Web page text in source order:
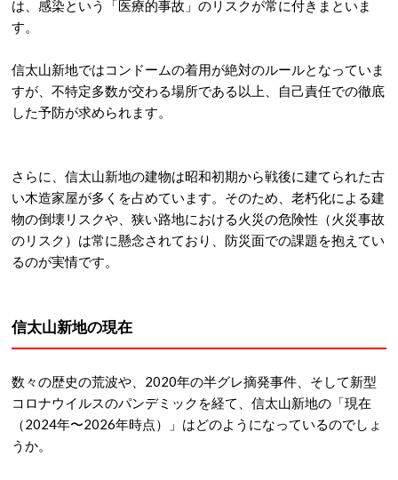
は、感染という「医療的事故」のリスクが常に付きまといま
す。
信太山新地ではコンドームの着用が絶対のルールとなっていま
すが、不特定多数が交わる場所である以上、自己責任での徹底
した予防が求められます。
さらに、信太山新地の建物は昭和初期から戦後に建てられた古
い木造家屋が多くを占めています。そのため、老朽化による建
物の倒壊リスクや、狭い路地における火災の危険性（火災事故
のリスク）は常に懸念されており、防災面での課題を抱えてい
るのが実情です。
信太山新地の現在
数々の歴史の荒波や、2020年の半グレ摘発事件、そして新型
コロナウイルスのパンデミックを経て、信太山新地の「現在
（2024年〜2026年時点）」はどのようになっているのでしょ
うか。